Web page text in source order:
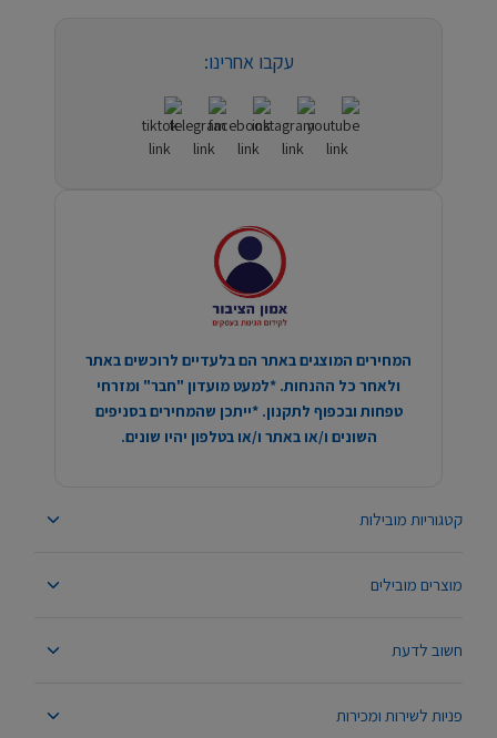
קטגוריות מובילות
מוצרים מובילים
חשוב לדעת
פניות לשירות ומכירות
עקבו אחרינו:
המחירים המוצגים באתר הם בלעדיים לרוכשים באתר
ולאחר כל ההנחות. *למעט מועדון "חבר" ומזרחי
טפחות ובכפוף לתקנון. *ייתכן שהמחירים בסניפים
השונים ו/או באתר ו/או בטלפון יהיו שונים.